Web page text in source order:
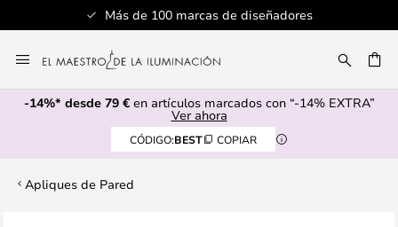
Más de 100 marcas de diseñadores
al
contenido
-14%* desde 79 €en artículos marcados con “-14% EXTRA”
Ver ahora
CÓDIGO:BEST COPIAR
Apliques de Pared